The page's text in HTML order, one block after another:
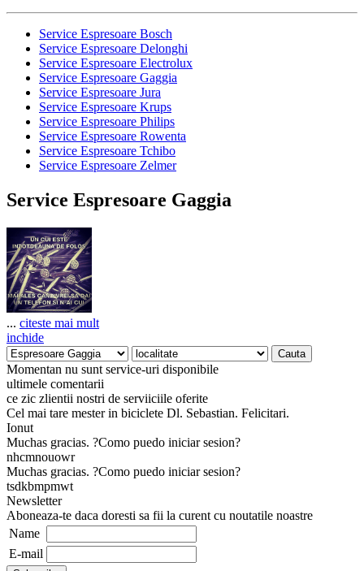
Service Espresoare Bosch
Service Espresoare Delonghi
Service Espresoare Electrolux
Service Espresoare Gaggia
Service Espresoare Jura
Service Espresoare Krups
Service Espresoare Philips
Service Espresoare Rowenta
Service Espresoare Tchibo
Service Espresoare Zelmer
Service Espresoare Gaggia
... citeste mai mult
inchide
Momentan nu sunt service-uri disponibile
ultimele comentarii
ce zic zlientii nostri de serviiciile oferite
Cel mai tare mester in biciclete Dl. Sebastian. Felicitari.
Ionut
Muchas gracias. ?Como puedo iniciar sesion?
nhcmnouowr
Muchas gracias. ?Como puedo iniciar sesion?
tsdkbmpmwt
Newsletter
Aboneaza-te daca doresti sa fii la curent cu noutatile noastre
Name
E-mail